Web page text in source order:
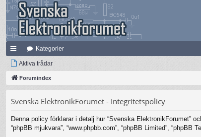
na
bb
ar
Kategorier
Aktiva trådar
Forumindex
Svenska ElektronikForumet - Integritetspolicy
Denna policy förklarar i detalj hur “Svenska ElektronikForumet”
“phpBB mjukvara”, “www.phpbb.com”, “phpBB Limited”,